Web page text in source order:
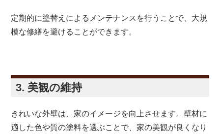
定期的に塗替えによるメンテナンスを行うことで、大規
模な修繕を避けることができます。
3. 美観の維持
きれいな外壁は、家のイメージを向上させます。壁材に
適した色や質の塗料を選ぶことで、家の美観が良くなり